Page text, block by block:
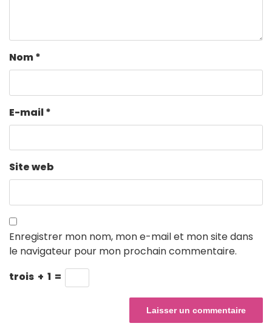
Nom*
E-mail*
Site web
Enregistrer mon nom, mon e-mail et mon site dans
le navigateur pour mon prochain commentaire.
trois + 1 =